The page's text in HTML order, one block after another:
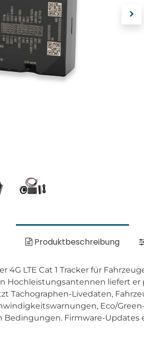
Produktbeschreibung
LTE Cat 1 Tracker für
liefert er
Tachographen-Livedaten,
Eco/
Firmware-